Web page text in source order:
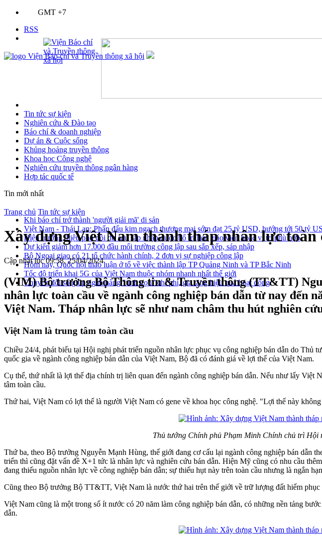
GMT +7
RSS
Tin tức sự kiện
Nghiên cứu & Đào tạo
Báo chí & doanh nghiệp
Dự án & Cuộc sống
Khủng hoảng truyền thông
Khoa học Công nghệ
Nghiên cứu truyền thông ngân hàng
Hợp tác quốc tế
Tin mới nhất
Khi báo chí trở thành 'người giải mã' di sản
Việt Nam - Thái Lan: Phấn đấu kim ngạch thương mại sớm đạt 25 tỷ USD, hướng tới 50 tỷ
Hiệu trưởng, hiệu phó dôi dư sau sáp nhập được bố trí làm giáo viên hoặc vị trí phù hợp
Dự kiến giảm hơn 17.000 đầu mối trường công lập sau sắp xếp, sáp nhập
Bộ Ngoại giao có 21 tổ chức hành chính, 2 đơn vị sự nghiệp công lập
Hôm nay, Quốc hội thảo luận ở tổ về việc thành lập TP Quảng Ninh và TP Bắc Ninh
Tốc độ triển khai 5G của Việt Nam thuộc nhóm nhanh nhất thế giới
Chuyển đổi số giúp ngân hàng "tinh gọn” chi phí, gia tăng hiệu quả hoạt động
Trang chủ Tin tức sự kiện
Xây dựng Việt Nam thành tháp nhân lực toàn
Cập nhật lúc 09:58, 25/04/2024
(VIM) Bộ trưởng Bộ Thông tin & Truyền thông (TT&TT)
nhân lực toàn cầu về ngành công nghiệp bán dẫn từ nay đến
Việt Nam. Tháp nhân lực sẽ như nam châm thu hút nghiên
Việt Nam là trung tâm toàn cầu
Chiều 24/4, phát biểu tại Hội nghị phát triển nguồn nhân lực phục vụ công nghiệp bán dẫn do
quốc gia về ngành công nghiệp bán dẫn của Việt Nam, Bộ đã có đánh giá về lợi thế của Việt Nam.
Cụ thể, thứ nhất là lợi thế địa chính trị liên quan đến ngành công nghiệp bán dẫn. Nếu như lấy
tâm toàn cầu.
Thứ hai, Việt Nam có lợi thế là người Việt Nam có gene về khoa học công nghệ. "Lợi thế này
Thủ tướng Chính phủ Phạm Minh Chính chủ trì Hội
Thứ ba, theo Bộ trưởng Nguyễn Mạnh Hùng, thế giới đang cơ cấu lại ngành công nghiệp bán dẫn
triển thì cũng đặt vấn đề X+1 tức là nhân lực và nghiên cứu bán dẫn. Hiện Mỹ cũng có nhu cầu
đang thiếu nguồn nhân lực về công nghiệp bán dẫn; sự thiếu hụt này trên toàn cầu nhưng là ngắn
Cũng theo Bộ trưởng Bộ TT&TT, Việt Nam là nước thứ hai trên thế giới về trữ lượng đất hiếm
Việt Nam cũng là một trong số ít nước có 20 năm làm công nghiệp bán dẫn, có những nền tảng
dẫn.